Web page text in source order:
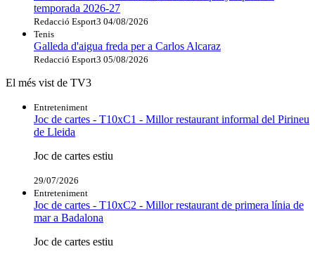
temporada 2026-27
Redacció Esport3 04/08/2026
Tenis
Galleda d'aigua freda per a Carlos Alcaraz
Redacció Esport3 05/08/2026
El més vist de TV3
Entreteniment
Joc de cartes - T10xC1 - Millor restaurant informal del Pirineu
de Lleida
Joc de cartes estiu
29/07/2026
Entreteniment
Joc de cartes - T10xC2 - Millor restaurant de primera línia de
mar a Badalona
Joc de cartes estiu